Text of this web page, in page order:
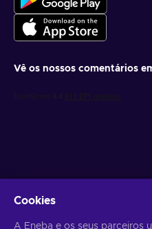
Vê os nossos comentários
Cookies
A Eneba e os seus parceiros